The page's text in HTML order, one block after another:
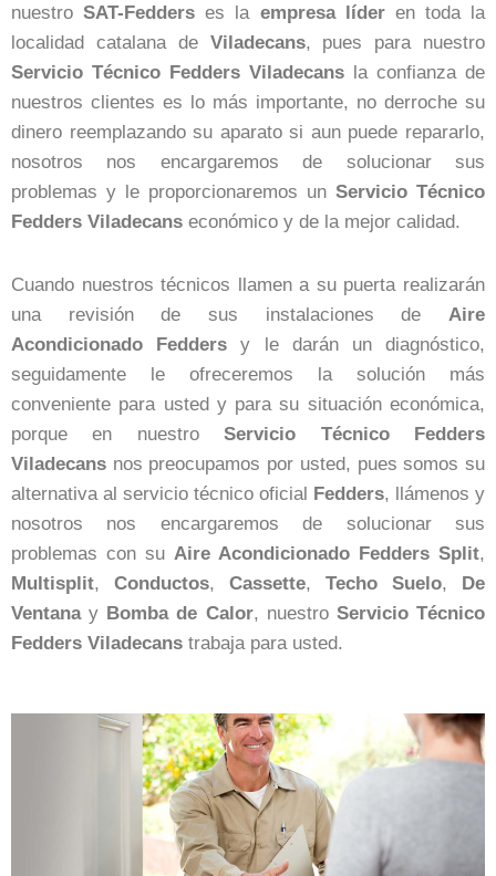
nuestroSAT-Fedders es la empresa líderen toda la
localidad catalana de Viladecans, pues para nuestro
Servicio Técnico Fedders Viladecans la confianza de
nuestros clientes es lo más importante, no derroche su
dinero reemplazando su aparato si aun puede repararlo,
nosotros nos encargaremos de solucionar sus
problemas y le proporcionaremos un Servicio Técnico
Fedders Viladecans económico y de la mejor calidad.
Cuando nuestros técnicos llamen a su puerta realizarán
una revisión de sus instalaciones de Aire
Acondicionado Fedders y le darán un diagnóstico,
seguidamente le ofreceremos la solución más
conveniente para usted y para su situación económica,
porque en nuestroServicio Técnico Fedders
Viladecans nos preocupamos por usted, pues somos su
alternativa al servicio técnico oficial Fedders, llámenos y
nosotros nos encargaremos de solucionar sus
problemas con su Aire Acondicionado Fedders Split,
Multisplit, Conductos, Cassette, Techo Suelo, De
Ventanay Bomba de Calor, nuestro Servicio Técnico
Fedders Viladecans trabaja para usted.